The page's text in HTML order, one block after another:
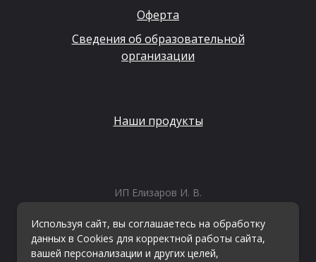
Оферта
Сведения об образовательной
организации
Наши продукты
ИП Елизаров И. В.
ОГРНИП: 315665800057162
Эл. почта:info@kvestiks.ru
Используя сайт, вы соглашаетесь на обработку
данных в Cookies для корректной работы сайта,
вашей персонализации и других целей,